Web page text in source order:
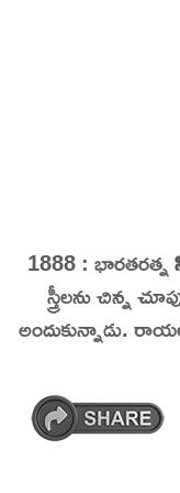
1888 : భారతరత్న
స్త్రీలను చిన్న
అందుకున్నాడు.